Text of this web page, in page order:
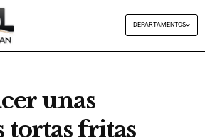
DEPARTAMENTOS
unas
tortas fritas